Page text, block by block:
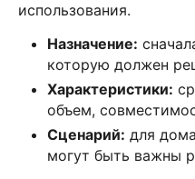
использования.
Назначение:
которую должен
Характеристики:
объем,
Сценарий: для
могут быть важны